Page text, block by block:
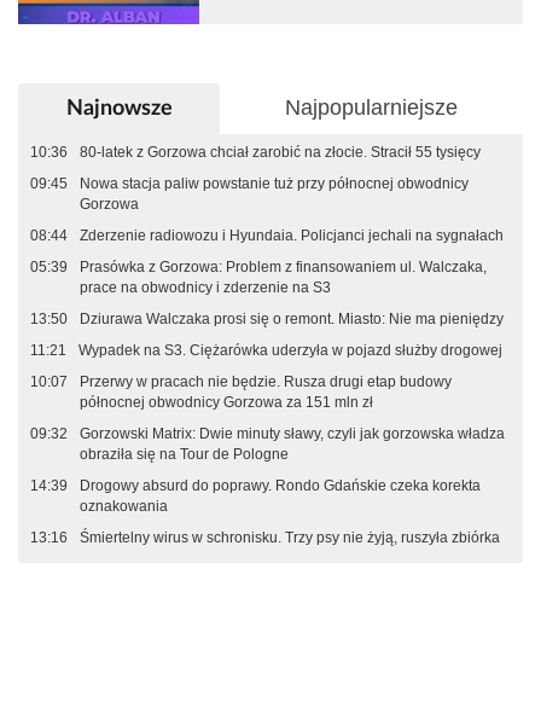
Najnowsze Najpopularniejsze
10:36
80-latek z Gorzowa chciał zarobić na złocie. Stracił 55 tysięcy
09:45
Nowa stacja paliw powstanie tuż przy północnej obwodnicy
Gorzowa
08:44
Zderzenie radiowozu i Hyundaia. Policjanci jechali na sygnałach
05:39
Prasówka z Gorzowa: Problem z finansowaniem ul. Walczaka,
prace na obwodnicy i zderzenie na S3
13:50
Dziurawa Walczaka prosi się o remont. Miasto: Nie ma pieniędzy
11:21
Wypadek na S3. Ciężarówka uderzyła w pojazd służby drogowej
10:07
Przerwy w pracach nie będzie. Rusza drugi etap budowy
północnej obwodnicy Gorzowa za 151 mln zł
09:32
Gorzowski Matrix: Dwie minuty sławy, czyli jak gorzowska władza
obraziła się na Tour de Pologne
14:39
Drogowy absurd do poprawy. Rondo Gdańskie czeka korekta
oznakowania
13:16
Śmiertelny wirus w schronisku. Trzy psy nie żyją, ruszyła zbiórka